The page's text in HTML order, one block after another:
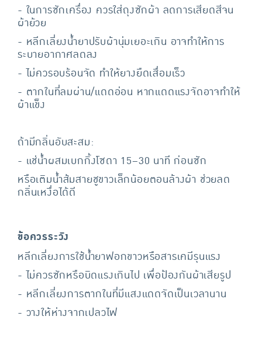
- ในการซักเครื่อง ควรใส่ถุงซักผ้า ลดการเสียดสีจน
ผ้าย้วย
- หลีกเลี่ยงน้ำยาปรับผ้านุ่มเยอะเกิน อาจทำให้การ
ระบายอากาศลดลง
- ไม่ควรอบร้อนจัด ทำให้ยางยืดเสื่อมเร็ว
- ตากในที่ลมผ่าน/แดดอ่อน หากแดดแรงจัดอาจทำให้
ผ้าแข็ง
ถ้ามีกลิ่นอับสะสม:
- แช่น้ำผสมเบกกิ้งโซดา 15–30 นาที ก่อนซัก
หรือเติมน้ำส้มสายชูขาวเล็กน้อยตอนล้างผ้า ช่วยลด
กลิ่นเหงื่อได้ดี
ข้อควรระวัง
หลีกเลี่ยงการใช้น้ำยาฟอกขาวหรือสารเคมีรุนแรง
- ไม่ควรซักหรือบิดแรงเกินไป เพื่อป้องกันผ้าเสียรูป
- หลีกเลี่ยงการตากในที่มีแสงแดดจัดเป็นเวลานาน
- วางให้ห่างจากเปลวไฟ